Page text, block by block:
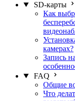
SD-карты
Как
камерах?
Запись
FAQ
Общие
Что